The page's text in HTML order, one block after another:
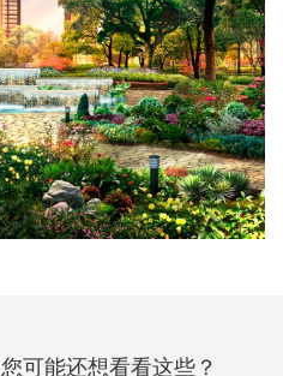
您可能还想看看这些？